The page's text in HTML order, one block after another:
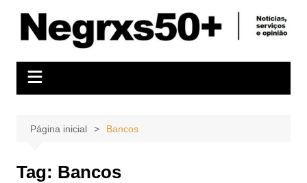
conteúdo
Página inicial Bancos
Tag: Bancos